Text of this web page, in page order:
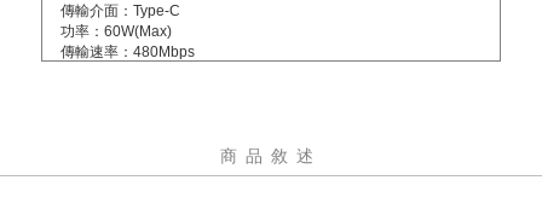
傳輸介面：Type-C
功率：60W(Max)
傳輸速率：480Mbps
產地：中國製造/台灣監製
保固：主商品非人為損壞保固6個月，贈品配件不在保固範圍內(維
商品敘述